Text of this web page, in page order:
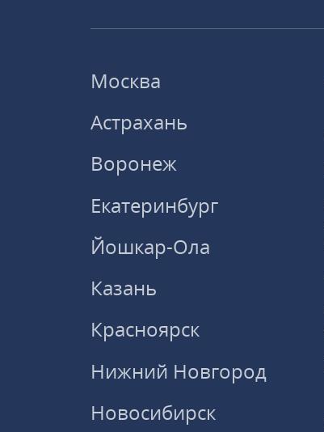
Москва
Астрахань
Воронеж
Екатеринбург
Йошкар-Ола
Казань
Красноярск
Нижний Новгород
Новосибирск